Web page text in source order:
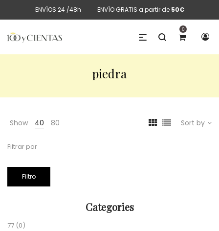
ENVÍOS 24 /48h ENVÍO GRATIS a partir de 50€
0
piedra
Show 40 80 Sort by
Filtrar por
Filtro
Categories
77 (0)